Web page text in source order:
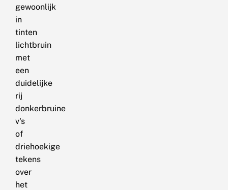
gewoonlijk
in
tinten
lichtbruin
met
een
duidelijke
rij
donkerbruine
v's
of
driehoekige
tekens
over
het